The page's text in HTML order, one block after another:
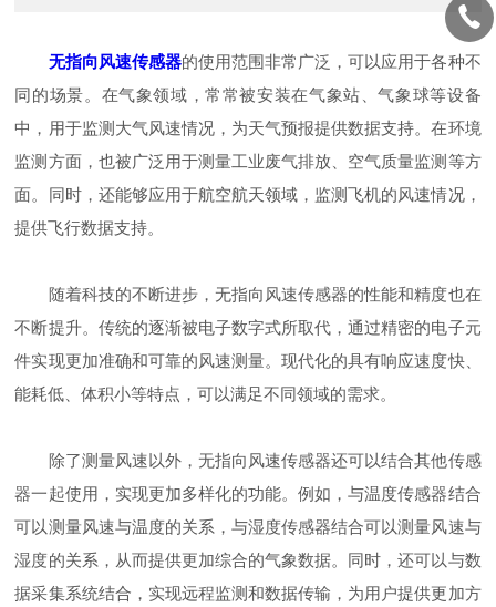
无指向风速传感器的使用范围非常广泛，可以应用于各种不
同的场景。在气象领域，常常被安装在气象站、气象球等设备
中，用于监测大气风速情况，为天气预报提供数据支持。在环境
监测方面，也被广泛用于测量工业废气排放、空气质量监测等方
面。同时，还能够应用于航空航天领域，监测飞机的风速情况，
提供飞行数据支持。
随着科技的不断进步，无指向风速传感器的性能和精度也在
不断提升。传统的逐渐被电子数字式所取代，通过精密的电子元
件实现更加准确和可靠的风速测量。现代化的具有响应速度快、
能耗低、体积小等特点，可以满足不同领域的需求。
除了测量风速以外，无指向风速传感器还可以结合其他传感
器一起使用，实现更加多样化的功能。例如，与温度传感器结合
可以测量风速与温度的关系，与湿度传感器结合可以测量风速与
湿度的关系，从而提供更加综合的气象数据。同时，还可以与数
据采集系统结合，实现远程监测和数据传输，为用户提供更加方